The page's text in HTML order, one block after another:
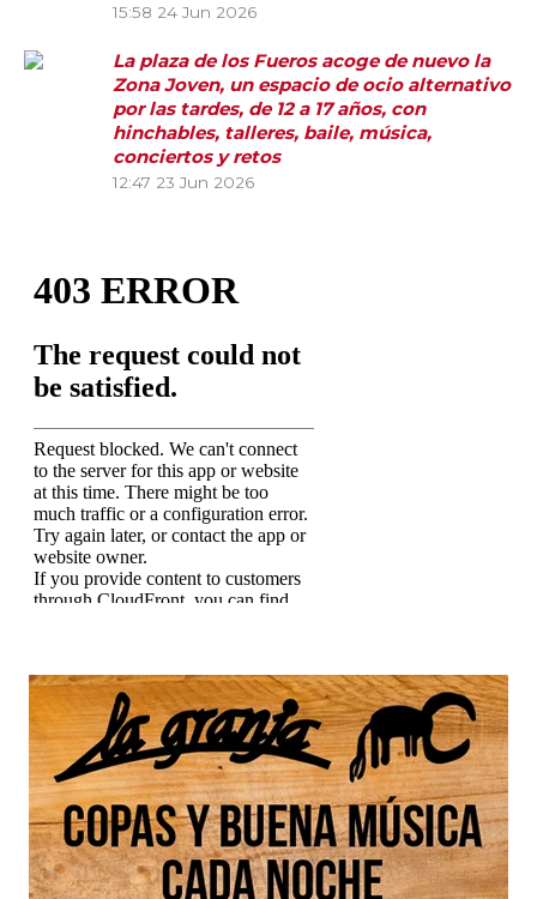
15:58 24 Jun 2026
La plaza de los Fueros acoge de nuevo la
Zona Joven, un espacio de ocio alternativo
por las tardes, de 12 a 17 años, con
hinchables, talleres, baile, música,
conciertos y retos
12:47 23 Jun 2026